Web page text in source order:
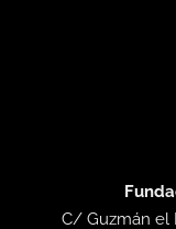
C/ Guzmán el